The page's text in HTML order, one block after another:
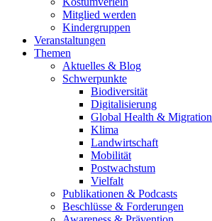
Mitglied werden
Kindergruppen
Veranstaltungen
Themen
Aktuelles & Blog
Schwerpunkte
Biodiversität
Digitalisierung
Global Health & Migration
Klima
Landwirtschaft
Mobilität
Postwachstum
Vielfalt
Publikationen & Podcasts
Beschlüsse & Forderungen